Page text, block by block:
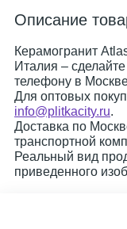
Описание
Керамогранит
Италия –
телефону в
Для оптовых
info@plitkacity.ru.
Доставка по
транспортной
Реальный вид
приведенного